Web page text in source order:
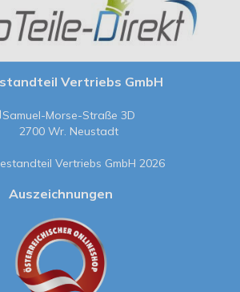
Vertriebs GmbH
Samuel-Morse-Straße 3D
2700 Wr. Neustadt
Vertriebs GmbH 2026
Auszeichnungen